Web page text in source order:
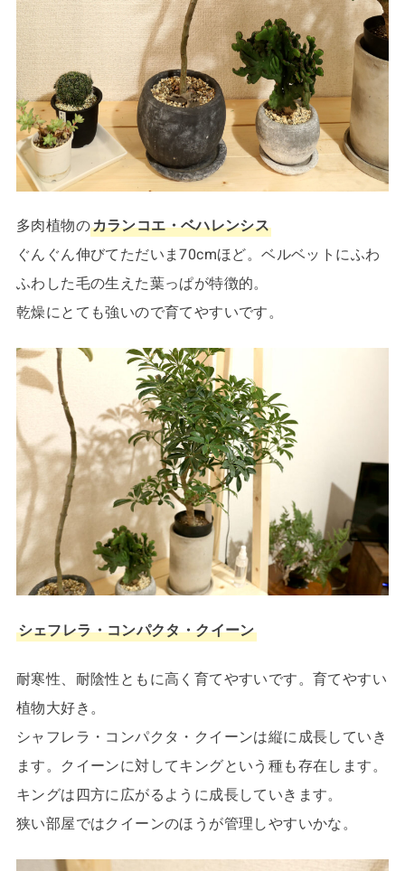
多肉植物のカランコエ・ベハレンシス
ぐんぐん伸びてただいま70cmほど。ベルベットにふわ
ふわした毛の生えた葉っぱが特徴的。
乾燥にとても強いので育てやすいです。
シェフレラ・コンパクタ・クイーン
耐寒性、耐陰性ともに高く育てやすいです。育てやすい
植物大好き。
シャフレラ・コンパクタ・クイーンは縦に成長していき
ます。クイーンに対してキングという種も存在します。
キングは四方に広がるように成長していきます。
狭い部屋ではクイーンのほうが管理しやすいかな。